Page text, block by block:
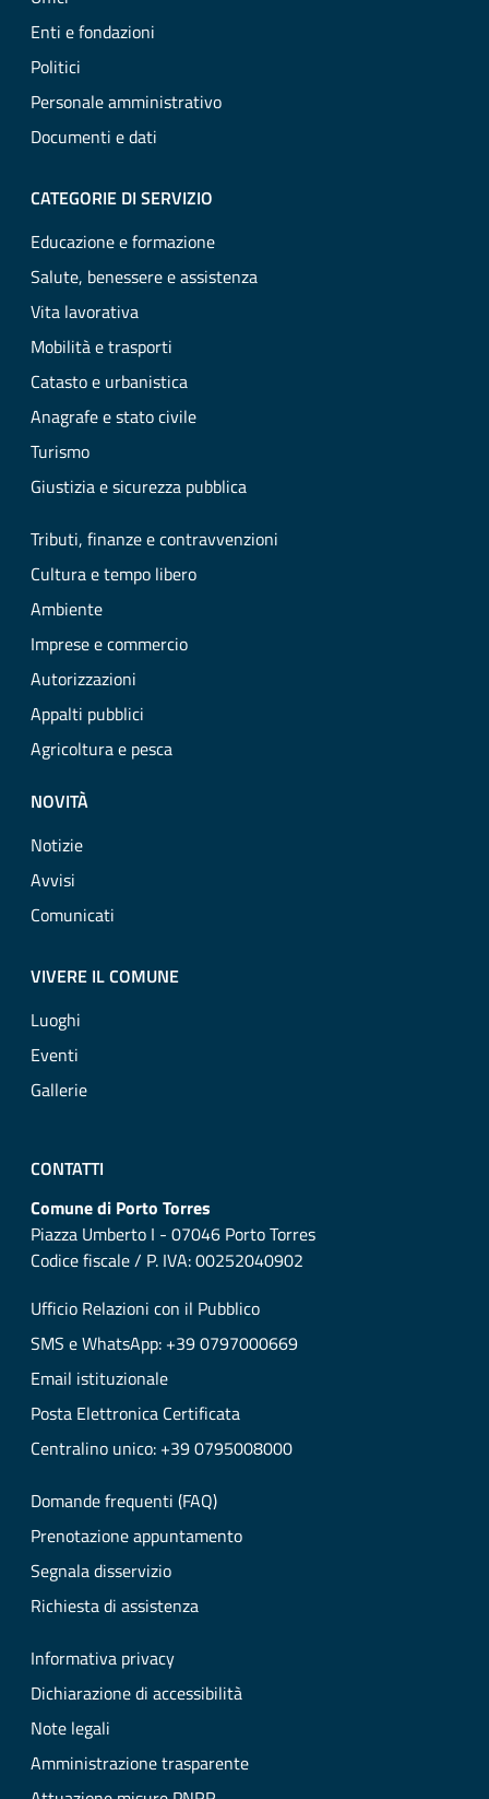
Enti e fondazioni
Politici
Personale amministrativo
Documenti e dati
CATEGORIE DI SERVIZIO
Educazione e formazione
Salute, benessere e assistenza
Vita lavorativa
Mobilità e trasporti
Catasto e urbanistica
Anagrafe e stato civile
Turismo
Giustizia e sicurezza pubblica
Tributi, finanze e contravvenzioni
Cultura e tempo libero
Ambiente
Imprese e commercio
Autorizzazioni
Appalti pubblici
Agricoltura e pesca
NOVITÀ
Notizie
Avvisi
Comunicati
VIVERE IL COMUNE
Luoghi
Eventi
Gallerie
CONTATTI
Comune di Porto Torres
Piazza Umberto I - 07046 Porto Torres
Codice fiscale / P. IVA: 00252040902
Ufficio Relazioni con il Pubblico
SMS e WhatsApp: +39 0797000669
Email istituzionale
Posta Elettronica Certificata
Centralino unico: +39 0795008000
Domande frequenti (FAQ)
Prenotazione appuntamento
Segnala disservizio
Richiesta di assistenza
Informativa privacy
Dichiarazione di accessibilità
Note legali
Amministrazione trasparente